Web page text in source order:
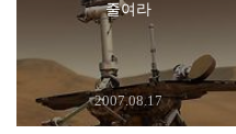
줄여라
2007.08.17